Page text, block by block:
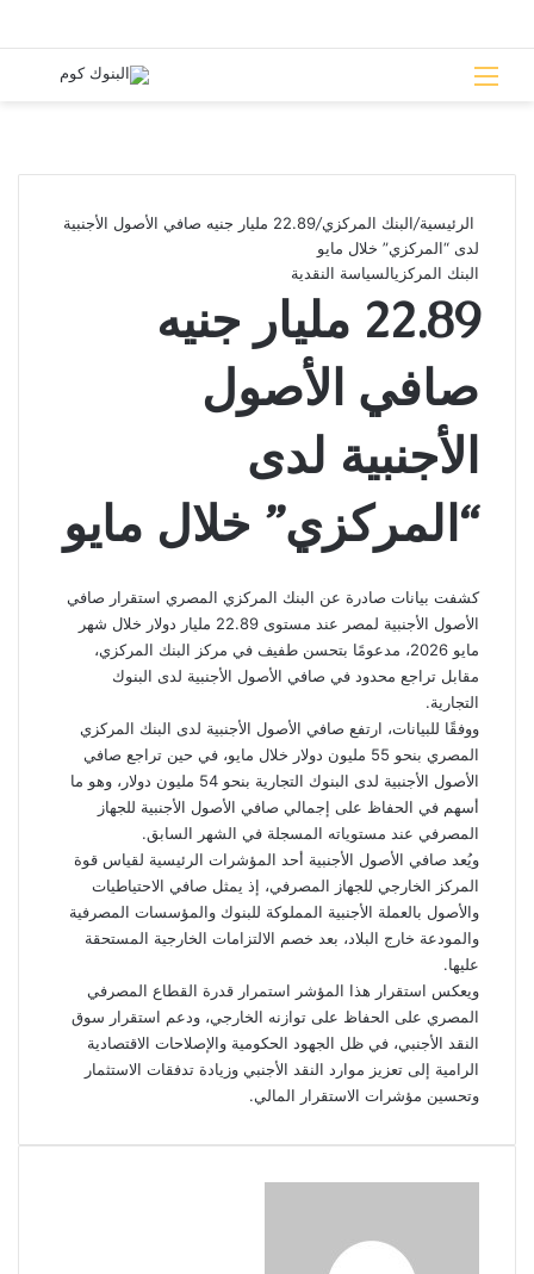
القائمة
الرئيسية/البنك المركزي/
22.89 مليار جنيه صافي الأصول الأجنبية
لدى “المركزي” خلال مايو
البنك المركزيالسياسة النقدية
22.89 مليار جنيه
صافي الأصول
الأجنبية لدى
“المركزي” خلال مايو
كشفت بيانات صادرة عن البنك المركزي المصري استقرار صافي
الأصول الأجنبية لمصر عند مستوى 22.89 مليار دولار خلال شهر
مايو 2026، مدعومًا بتحسن طفيف في مركز البنك المركزي،
مقابل تراجع محدود في صافي الأصول الأجنبية لدى البنوك
التجارية.
ووفقًا للبيانات، ارتفع صافي الأصول الأجنبية لدى البنك المركزي
المصري بنحو 55 مليون دولار خلال مايو، في حين تراجع صافي
الأصول الأجنبية لدى البنوك التجارية بنحو 54 مليون دولار، وهو ما
أسهم في الحفاظ على إجمالي صافي الأصول الأجنبية للجهاز
المصرفي عند مستوياته المسجلة في الشهر السابق.
ويُعد صافي الأصول الأجنبية أحد المؤشرات الرئيسية لقياس قوة
المركز الخارجي للجهاز المصرفي، إذ يمثل صافي الاحتياطيات
والأصول بالعملة الأجنبية المملوكة للبنوك والمؤسسات المصرفية
والمودعة خارج البلاد، بعد خصم الالتزامات الخارجية المستحقة
عليها.
ويعكس استقرار هذا المؤشر استمرار قدرة القطاع المصرفي
المصري على الحفاظ على توازنه الخارجي، ودعم استقرار سوق
النقد الأجنبي، في ظل الجهود الحكومية والإصلاحات الاقتصادية
الرامية إلى تعزيز موارد النقد الأجنبي وزيادة تدفقات الاستثمار
وتحسين مؤشرات الاستقرار المالي.